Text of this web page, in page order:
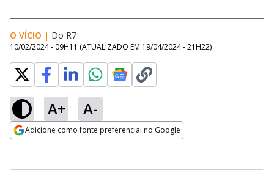
O VÍCIO | Do R7
10/02/2024 - 09H11 (ATUALIZADO EM 19/04/2024 - 21H22)
A+ A-
Adicione como fonte preferencial no Google